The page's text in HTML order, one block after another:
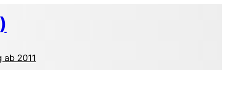
ab 2011